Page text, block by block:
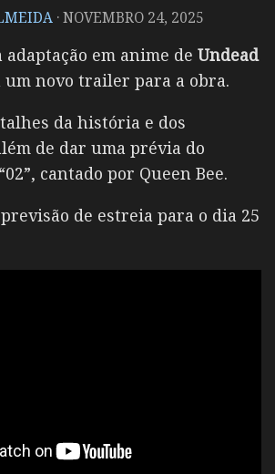
·NOVEMBRO 24, 2025
em anime de Undead
novo trailer para a obra.
da história e dos
de dar uma prévia do
cantado por Queen Bee.
de estreia para o dia 25